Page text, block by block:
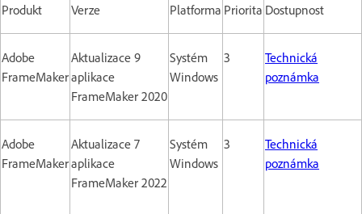
Produkt Verze Platforma Priorita Dostupnost
Adobe
FrameMaker
Aktualizace 9
aplikace
FrameMaker 2020
Systém
Windows
3
Technická
poznámka
Adobe
FrameMaker
Aktualizace 7
aplikace
FrameMaker 2022
Systém
Windows
3
Technická
poznámka